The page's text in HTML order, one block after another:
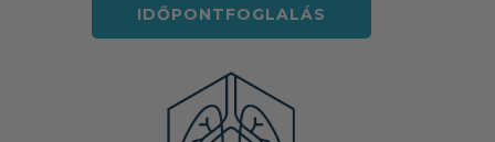
IDŐPONTFOGLALÁS